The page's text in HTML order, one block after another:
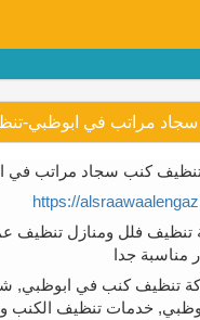
مراتب في ابوظبي-تنظيف
كنب سجاد مراتب في
https://
تنظيف فلل ومنازل تنظيف
مناسبة جدا
تنظيف كنب في ابوظبي,
خدمات تنظيف الكنب